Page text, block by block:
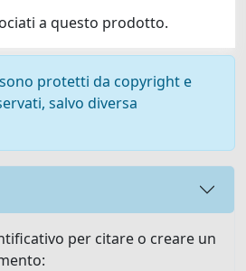
a questo prodotto.
protetti da copyright e
salvo diversa
per citare o creare un